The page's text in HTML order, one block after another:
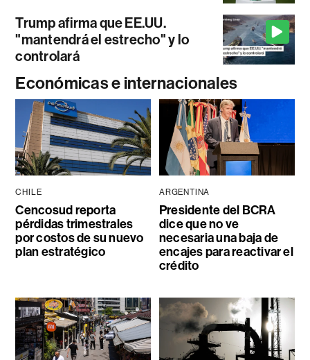
Trump afirma que EE.UU.
"mantendrá el estrecho" y lo
controlará
Económicas e internacionales
CHILE
Cencosud reporta
pérdidas trimestrales
por costos de su nuevo
plan estratégico
ARGENTINA
Presidente del BCRA
dice que no ve
necesaria una baja de
encajes para reactivar el
crédito